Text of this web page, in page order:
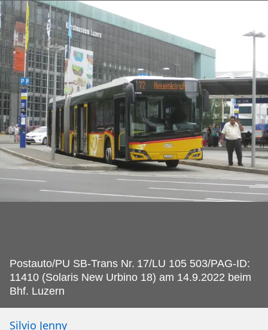
Postauto/PU SB-Trans Nr. 17/LU 105 503/PAG-ID:
11410 (Solaris New Urbino 18) am 14.9.2022 beim
Bhf. Luzern
Silvio Jenny